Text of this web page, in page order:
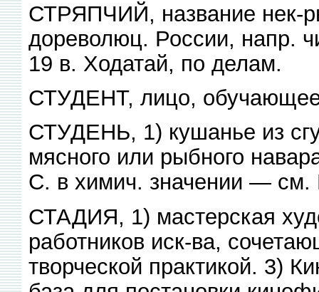
СТРЯПЧИЙ, название нек-
дореволюц. России, напр.
19 в. Ходатай, по делам.
СТУДЕНТ, лицо,
СТУДЕНЬ, 1) кушанье из
мясного или рыбного
С. в химич. значении — см.
СТАДИЯ, 1) мастерская
работников иск-ва,
творческой практикой. 3)